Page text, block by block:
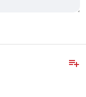
playlist_add